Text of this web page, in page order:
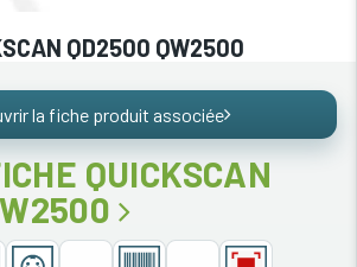
QD2500 QW2500
la fiche produit associée
QUICKSCAN